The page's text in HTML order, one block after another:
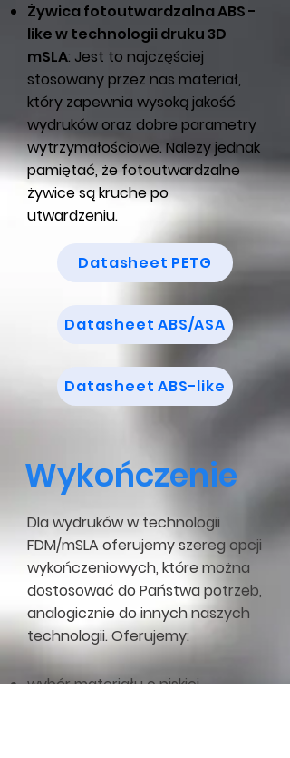
Żywica fotoutwardzalna ABS -
like w technologii druku 3D
mSLA: Jest to najczęściej
stosowany przez nas materiał,
który zapewnia wysoką jakość
wydruków oraz dobre parametry
wytrzymałościowe. Należy jednak
pamiętać, że fotoutwardzalne
żywice są kruche po
utwardzeniu.
Datasheet PETG
Datasheet ABS/ASA
Datasheet ABS-like
Wykończenie
Dla wydruków w technologii
FDM/mSLA oferujemy szereg opcji
wykończeniowych, które można
dostosować do Państwa potrzeb,
analogicznie do innych naszych
technologii. Oferujemy:
wybór materiału o niskiej